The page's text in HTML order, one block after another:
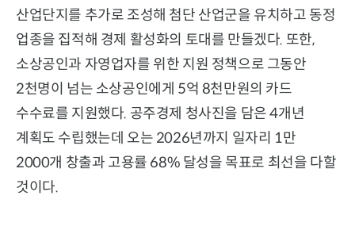
산업단지를 추가로 조성해 첨단 산업군을 유치하고 동정
업종을 집적해 경제 활성화의 토대를 만들겠다. 또한,
소상공인과 자영업자를 위한 지원 정책으로 그동안
2천명이 넘는 소상공인에게 5억 8천만원의 카드
수수료를 지원했다. 공주경제 청사진을 담은 4개년
계획도 수립했는데 오는 2026년까지 일자리 1만
2000개 창출과 고용률 68% 달성을 목표로 최선을 다할
것이다.